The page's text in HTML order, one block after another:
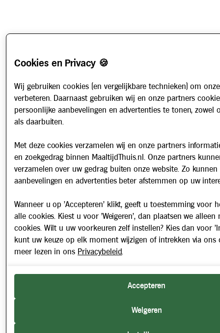
Cookies en Privacy 🍪
Wij gebruiken cookies (en vergelijkbare technieken) om
verbeteren. Daarnaast gebruiken wij en onze partners
persoonlijke aanbevelingen en advertenties te tonen, zowel
als daarbuiten.
Met deze cookies verzamelen wij en onze partners
en zoekgedrag binnen MaaltijdThuis.nl. Onze partners
verzamelen over uw gedrag buiten onze website. Zo kunnen
aanbevelingen en advertenties beter afstemmen op uw
Wanneer u op 'Accepteren' klikt, geeft u toestemming voor
alle cookies. Kiest u voor 'Weigeren', dan plaatsen we alleen
cookies. Wilt u uw voorkeuren zelf instellen? Kies dan voor
kunt uw keuze op elk moment wijzigen of intrekken via ons
meer lezen in ons Privacybeleid.
Accepteren
Weigeren